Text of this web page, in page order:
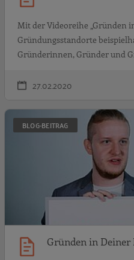
Mit der Videoreihe „Gründen
Gründungsstandorte
Gründerinnen, Gründer und
27.02.2020
BLOG-BEITRAG
Gründen in Deiner